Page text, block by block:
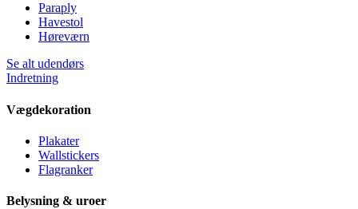
Paraply
Havestol
Høreværn
Se alt udendørs
Indretning
Vægdekoration
Plakater
Wallstickers
Flagranker
Belysning & uroer